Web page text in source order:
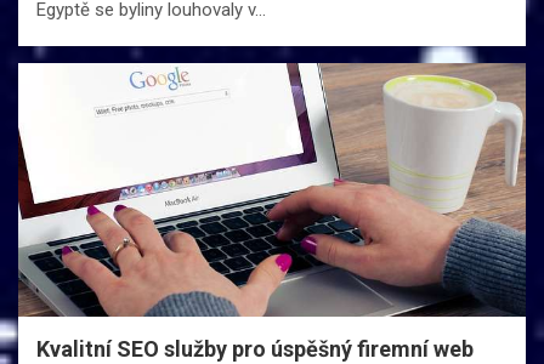
Egyptě se byliny louhovaly v…
Kvalitní SEO služby pro úspěšný firemní web